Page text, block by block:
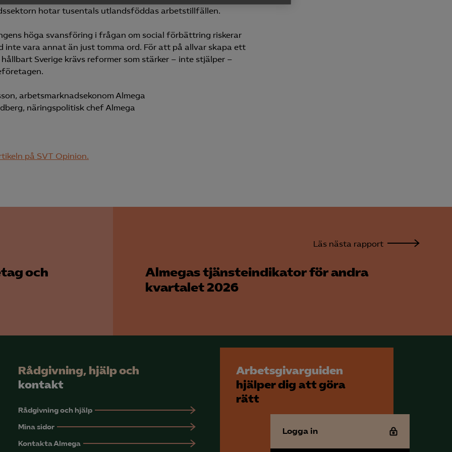
hjälper oss förbättra webbplatsen genom att samla och rapportera
Analytics
Clarity
cookies används för att spåra gester på olika webbplatser för att kunna
relevanta och engagerande annonser.
hotar tusentals utlandsföddas arbetstillfällen.
höga svansföring i frågan om social förbättring riskerar
inte vara annat än just tomma ord. För att på allvar skapa ett
Sverige krävs reformer som stärker – inte stjälper –
arbetsmarknadsekonom Almega
näringspolitisk chef Almega
på SVT Opinion.
och
Läs nästa rapport
Almegas tjänsteindikator för andra
kvartalet 2026
Rådgivning, hjälp och
kontakt
Rådgivning och hjälp
Mina sidor
Kontakta Almega
Arbetsgivarguiden
hjälper dig att göra
rätt
Logga in